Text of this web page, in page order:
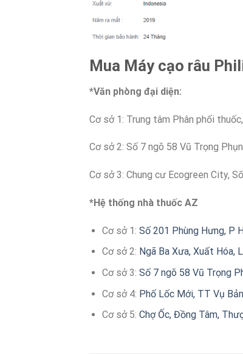
Mua Máy cạo râu
*Văn phòng đại diện:
Cơ sở 1: Trung tâm Phân phối
Cơ sở 2: Số 7 ngõ 58 Vũ Trọng
Cơ sở 3: Chung cư Ecogreen City,
*Hệ thống nhà thuốc AZ
Cơ sở 1: Số 201 Phùng Hưng, P
Cơ sở 2: Ngã Ba Xưa, Xuất Hóa,
Cơ sở 3: Số 7 ngõ 58 Vũ Trọng
Cơ sở 4: Phố Lốc Mới, TT Vụ
Cơ sở 5: Chợ Ốc, Đồng Tâm,